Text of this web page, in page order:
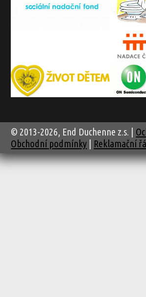
© 2013-2026, End Duchenne z.s. |
Obchodní podmínky
Reklamační